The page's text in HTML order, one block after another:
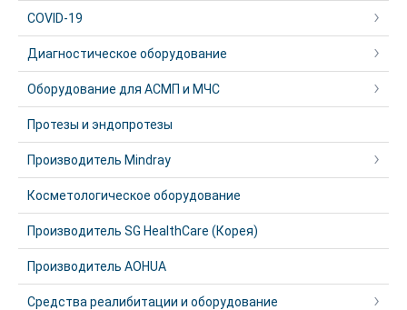
COVID-19
Диагностическое оборудование
Оборудование для АСМП и МЧС
Протезы и эндопротезы
Производитель Mindray
Косметологическое оборудование
Производитель SG HealthCare (Корея)
Производитель AOHUA
Средства реалибитации и оборудование